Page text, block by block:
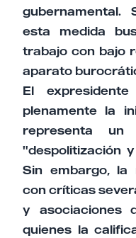
gubernamental.
esta medida
trabajo con bajo
aparato
El
plenamente la
representa
"despolitización
Sin embargo, la
con críticas
y asociaciones
quienes la